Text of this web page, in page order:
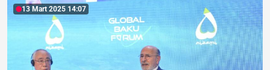
13 Mart 2025 14:07